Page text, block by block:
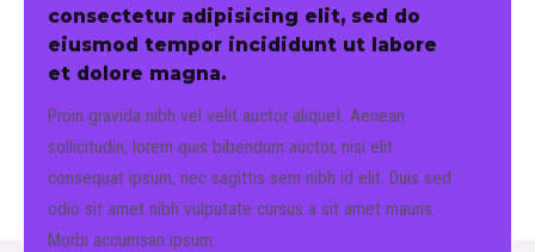
consectetur adipisicing elit, sed do
eiusmod tempor incididunt ut labore
et dolore magna.
Proin gravida nibh vel velit auctor aliquet. Aenean
sollicitudin, lorem quis bibendum auctor, nisi elit
consequat ipsum, nec sagittis sem nibh id elit. Duis sed
odio sit amet nibh vulputate cursus a sit amet mauris.
Morbi accumsan ipsum.